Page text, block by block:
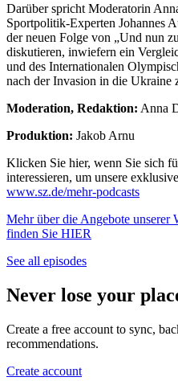
Darüber spricht Moderatorin
Sportpolitik-Experten Johannes
der neuen Folge von „Und nun
diskutieren, inwiefern ein
und des Internationalen
nach der Invasion in die Ukraine
Moderation, Redaktion: Anna
Produktion: Jakob Arnu
Klicken Sie hier, wenn Sie sich
interessieren, um unsere
www.sz.de/mehr-podcasts
Mehr über die Angebote unserer
finden Sie HIER
See all episodes
Never lose your
Create a free account to sync,
recommendations.
Create account